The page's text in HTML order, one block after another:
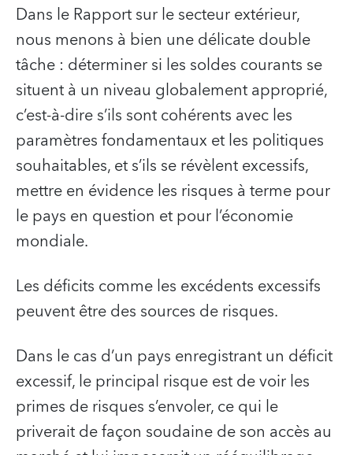
Dans le Rapport sur le secteur extérieur,
nous menons à bien une délicate double
tâche : déterminer si les soldes courants se
situent à un niveau globalement approprié,
c’est-à-dire s’ils sont cohérents avec les
paramètres fondamentaux et les politiques
souhaitables, et s’ils se révèlent excessifs,
mettre en évidence les risques à terme pour
le pays en question et pour l’économie
mondiale.
Les déficits comme les excédents excessifs
peuvent être des sources de risques.
Dans le cas d’un pays enregistrant un déficit
excessif, le principal risque est de voir les
primes de risques s’envoler, ce qui le
priverait de façon soudaine de son accès au